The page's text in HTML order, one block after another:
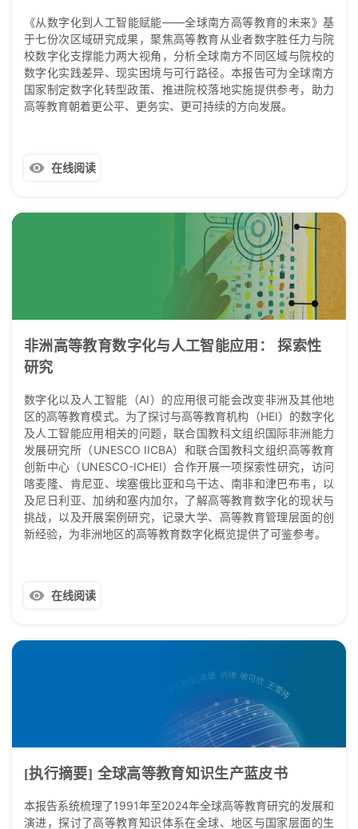
《从数字化到人工智能赋能——全球南方高等教育的未来》基
于七份次区域研究成果，聚焦高等教育从业者数字胜任力与院
校数字化支撑能力两大视角，分析全球南方不同区域与院校的
数字化实践差异、现实困境与可行路径。本报告可为全球南方
国家制定数字化转型政策、推进院校落地实施提供参考，助力
高等教育朝着更公平、更务实、更可持续的方向发展。
在线阅读
非洲高等教育数字化与人工智能应用： 探索性
研究
数字化以及人工智能（AI）的应用很可能会改变非洲及其他地
区的高等教育模式。为了探讨与高等教育机构（HEI）的数字化
及人工智能应用相关的问题，联合国教科文组织国际非洲能力
发展研究所（UNESCO IICBA）和联合国教科文组织高等教育
创新中心（UNESCO-ICHEI）合作开展一项探索性研究，访问
喀麦隆、肯尼亚、埃塞俄比亚和乌干达、南非和津巴布韦，以
及尼日利亚、加纳和塞内加尔，了解高等教育数字化的现状与
挑战，以及开展案例研究，记录大学、高等教育管理层面的创
新经验，为非洲地区的高等教育数字化概览提供了可鉴参考。
在线阅读
[执行摘要] 全球高等教育知识生产蓝皮书
本报告系统梳理了1991年至2024年全球高等教育研究的发展和
演进，探讨了高等教育知识体系在全球、地区与国家层面的生